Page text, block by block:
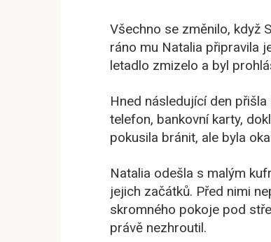
Všechno se změnilo, když
ráno mu Natalia připravila
letadlo zmizelo a byl
Hned následující den
telefon, bankovní karty,
pokusila bránit, ale byla
Natalia odešla s malým
jejich začátků. Před nimi
skromného pokoje pod
právě nezhroutil.